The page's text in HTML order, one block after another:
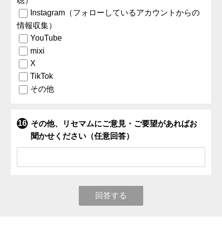
Instagram（フォローしているアカウントからの
情報収集）
YouTube
mixi
X
TikTok
その他
その他、リセマムにご意見・ご要望があればお
聞かせください（任意回答）
回答する